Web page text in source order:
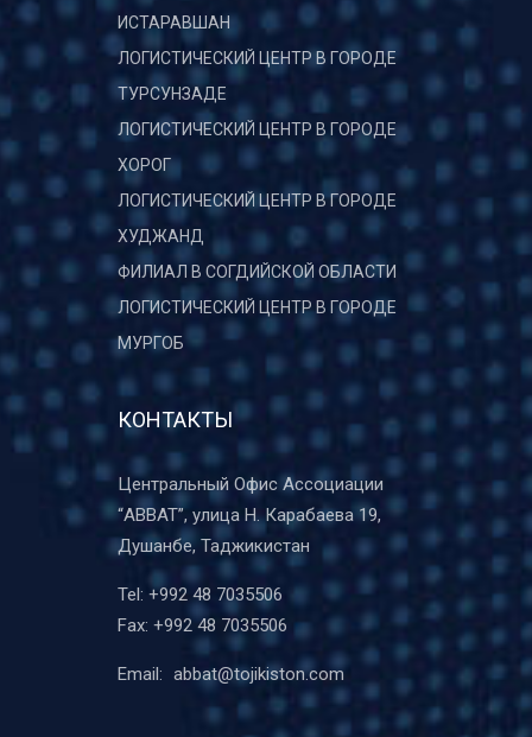
ИСТАРАВШАН
ЛОГИСТИЧЕСКИЙ ЦЕНТР В ГОРОДЕ
ТУРСУНЗАДЕ
ЛОГИСТИЧЕСКИЙ ЦЕНТР В ГОРОДЕ
ХОРОГ
ЛОГИСТИЧЕСКИЙ ЦЕНТР В ГОРОДЕ
ХУДЖАНД
ФИЛИАЛ В СОГДИЙСКОЙ ОБЛАСТИ
ЛОГИСТИЧЕСКИЙ ЦЕНТР В ГОРОДЕ
МУРГОБ
КОНТАКТЫ
Центральный Офис Ассоциации
“ABBAT”, улица Н. Карабаева 19,
Душанбе, Таджикистан
Tel: +992 48 7035506
Fax: +992 48 7035506
Email: abbat@tojikiston.com